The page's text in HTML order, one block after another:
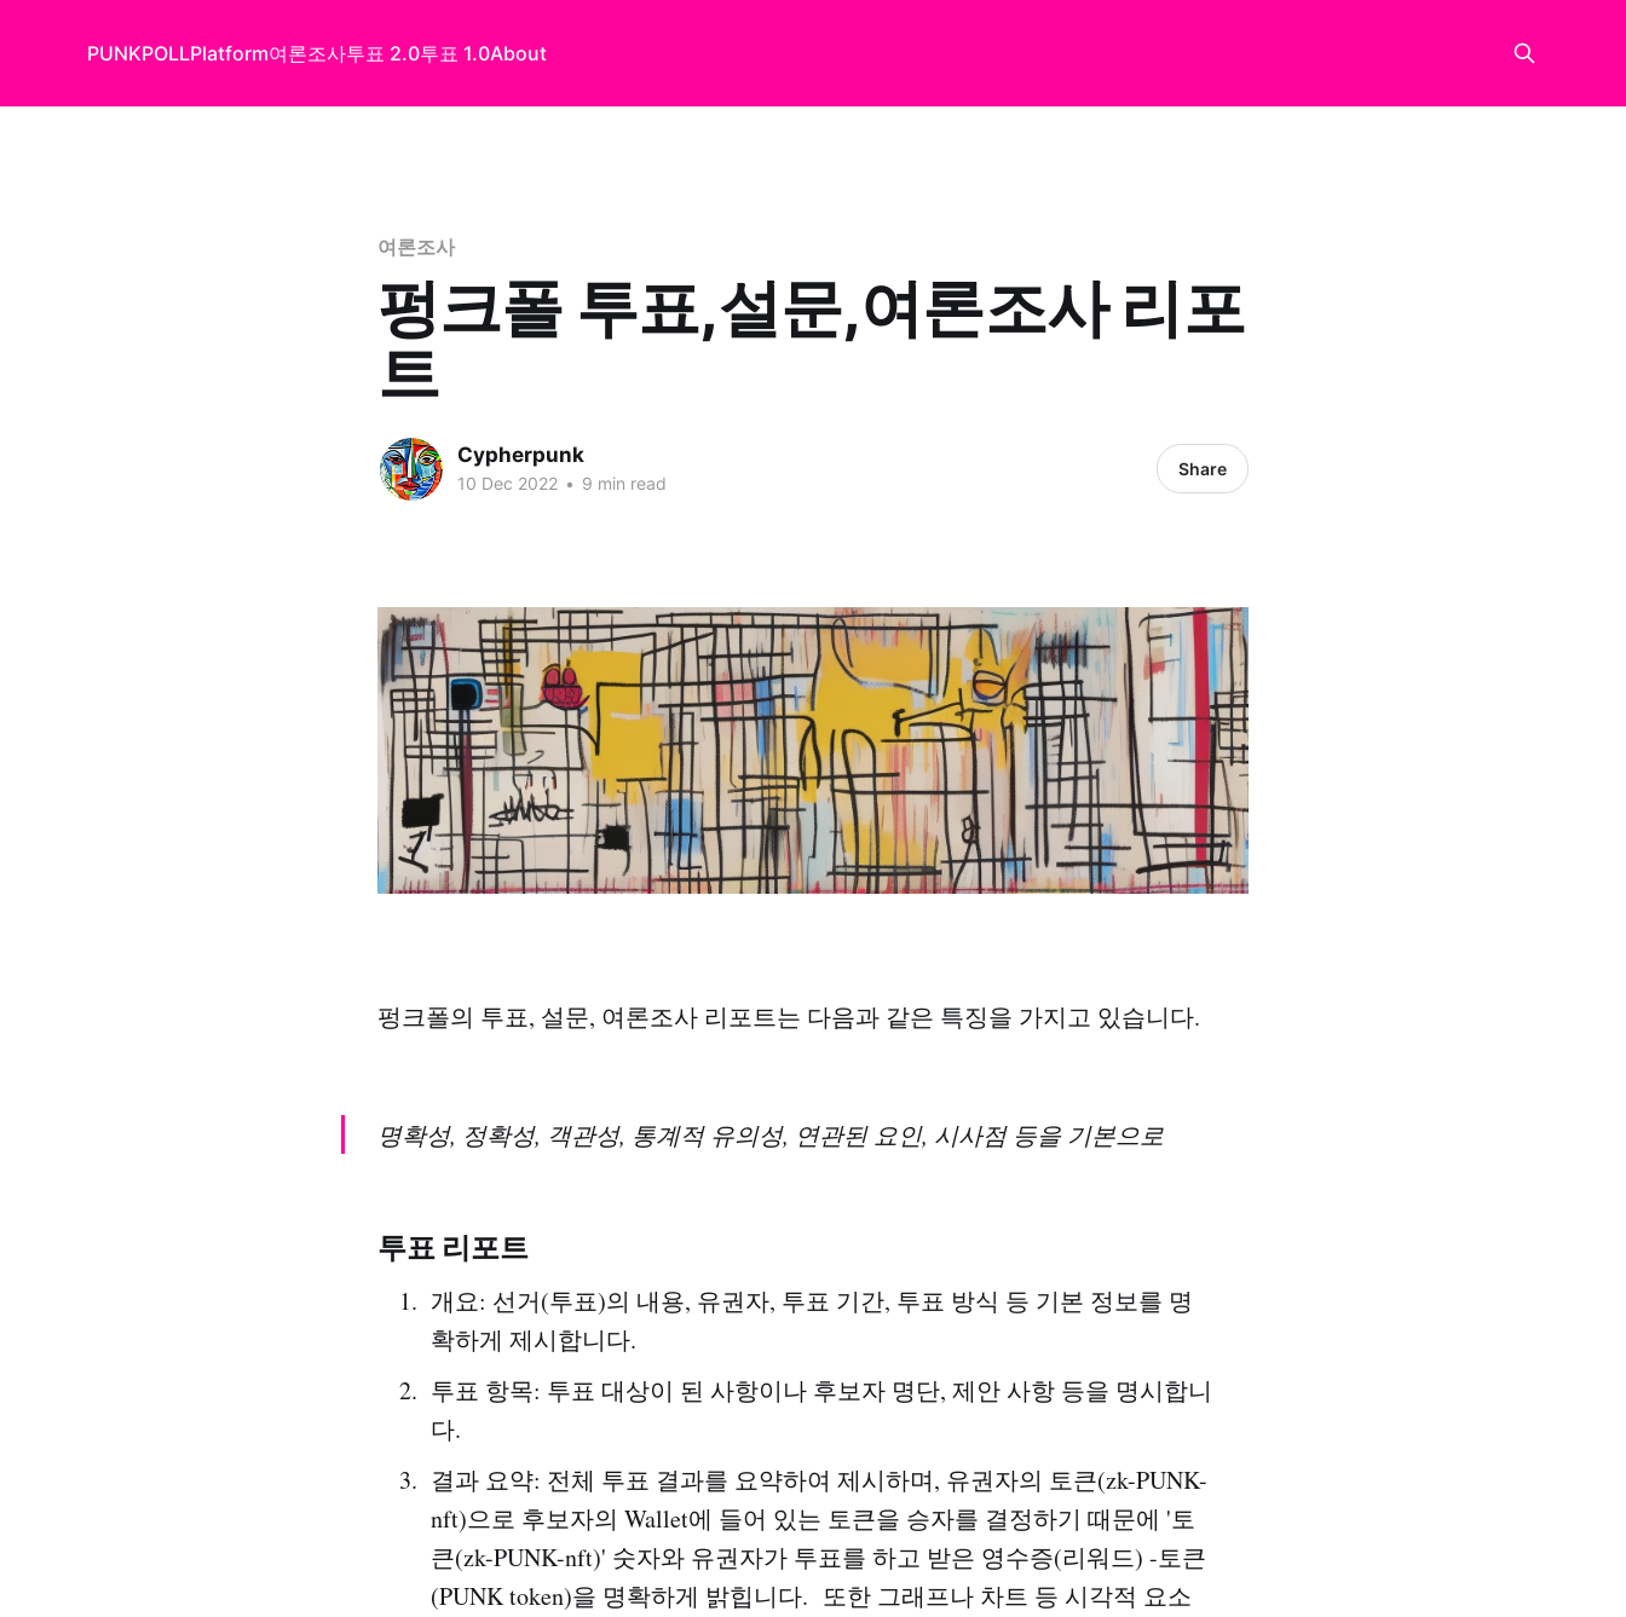
PUNKPOLLPlatform여론조사투표 2.0투표 1.0About
여론조사
펑크폴 투표,설문,여론조사 리포
트
Cypherpunk
10 Dec 2022 • 9 min read
Share
펑크폴의 투표, 설문, 여론조사 리포트는 다음과 같은 특징을 가지고 있습니다.
명확성, 정확성, 객관성, 통계적 유의성, 연관된 요인, 시사점 등을 기본으로
투표 리포트
개요: 선거(투표)의 내용, 유권자, 투표 기간, 투표 방식 등 기본 정보를 명
확하게 제시합니다.
투표 항목: 투표 대상이 된 사항이나 후보자 명단, 제안 사항 등을 명시합니
다.
결과 요약: 전체 투표 결과를 요약하여 제시하며, 유권자의 토큰(zk-PUNK-
nft)으로 후보자의 Wallet에 들어 있는 토큰을 승자를 결정하기 때문에 '토
큰(zk-PUNK-nft)' 숫자와 유권자가 투표를 하고 받은 영수증(리워드) -토큰
(PUNK token)을 명확하게 밝힙니다. 또한 그래프나 차트 등 시각적 요소